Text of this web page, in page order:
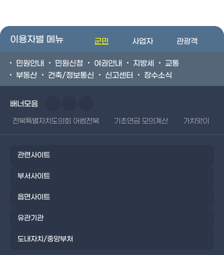
이용자별 메뉴 군민 사업자 관광객
민원안내 민원신청 여권안내 지방세
교통
부동산
건축/정보통신 신고센터 장수소식
배너모음
전북특별자치도의회 어썸전북 기초연금 모의계산 가치앗이
관련사이트
부서사이트
읍면사이트
유관기관
도내자치/중앙부처